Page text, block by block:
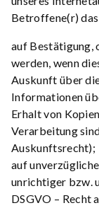
Betroffene(r)
auf Bestätigung,
werden, wenn
Auskunft über
Informationen
Erhalt von
Verarbeitung
Auskunftsrecht);
auf
unrichtiger bzw.
DSGVO – Recht